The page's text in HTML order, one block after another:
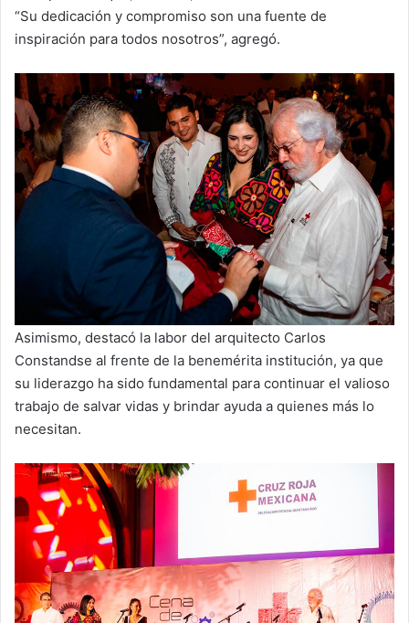
“Su dedicación y compromiso son una fuente de
inspiración para todos nosotros”, agregó.
Asimismo, destacó la labor del arquitecto Carlos
Constandse al frente de la benemérita institución, ya que
su liderazgo ha sido fundamental para continuar el valioso
trabajo de salvar vidas y brindar ayuda a quienes más lo
necesitan.